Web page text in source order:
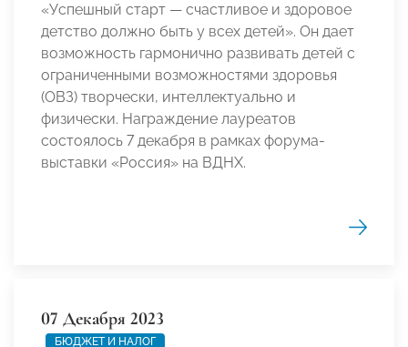
«Успешный старт — счастливое и здоровое
детство должно быть у всех детей». Он дает
возможность гармонично развивать детей с
ограниченными возможностями здоровья
(ОВЗ) творчески, интеллектуально и
физически. Награждение лауреатов
состоялось 7 декабря в рамках форума-
выставки «Россия» на ВДНХ.
07 Декабря 2023
БЮДЖЕТ И НАЛОГ